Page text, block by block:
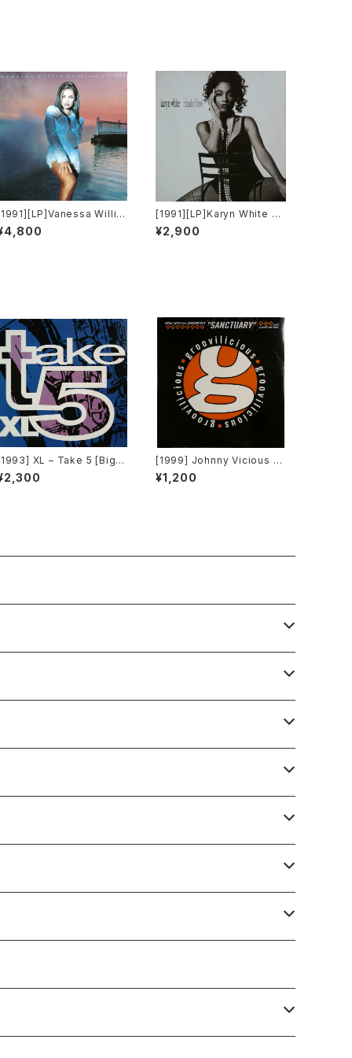
Willia
– The Comfort Zone
Records / Mercur
[1991][LP]Karyn White –
Ritual Of Love [Warner Br
os. Records]
¥2,900
XL – Take 5 [Big T
International]
[1999] Johnny Vicious F
eat. Dangerous Dave – S
anctuary [Groovilicious]
¥1,200